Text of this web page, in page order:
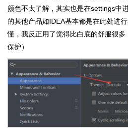
颜色不太了解，其实也是在settings中
的其他产品如IDEA基本都是在此处进
懂，我反正用了觉得比白底的舒服很
保护）